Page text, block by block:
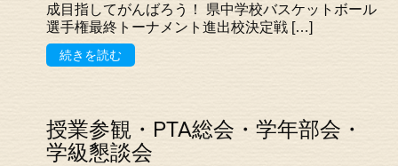
成目指してがんばろう！ 県中学校バスケットボール
選手権最終トーナメント進出校決定戦 […]
続きを読む
授業参観・PTA総会・学年部会・
学級懇談会